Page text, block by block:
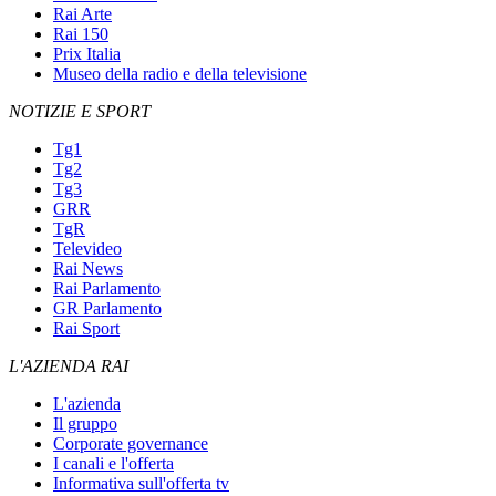
Rai Arte
Rai 150
Prix Italia
Museo della radio e della televisione
NOTIZIE E SPORT
Tg1
Tg2
Tg3
GRR
TgR
Televideo
Rai News
Rai Parlamento
GR Parlamento
Rai Sport
L'AZIENDA RAI
L'azienda
Il gruppo
Corporate governance
I canali e l'offerta
Informativa sull'offerta tv